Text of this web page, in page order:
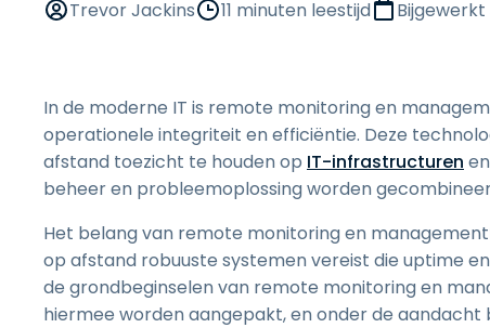
Trevor Jackins 11 minuten leestijd Bijgewerkt
In de moderne IT is remote monitoring en
operationele integriteit en efficiëntie. Deze
afstand toezicht te houden op IT-infrastructuren
beheer en probleemoplossing worden
Het belang van remote monitoring en
op afstand robuuste systemen vereist die uptime
de grondbeginselen van remote monitoring en
hiermee worden aangepakt, en onder de